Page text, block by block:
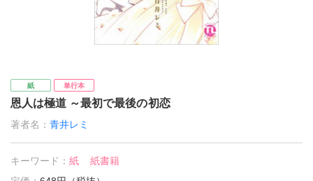
紙 単行本
恩人は極道 ～最初で最後の初恋
著者名：青井レミ
キーワード：紙
紙書籍